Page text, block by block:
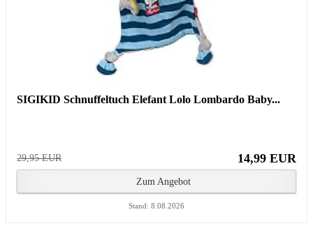
SIGIKID Schnuffeltuch Elefant Lolo Lombardo Baby...
29,95 EUR 14,99 EUR
Zum Angebot
Stand: 8.08.2026